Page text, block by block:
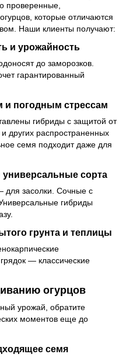
проверенные,
которые отличаются
Наши клиенты получают:
и урожайность
до заморозков.
гарантированный
и погодным стрессам
гибриды с защитой от
других распространенных
семя подходит даже для
сорта
засолки. Сочные с
гибриды
грунта и теплицы
— классические
огурцов
урожай, обратите
моментов еще до
семя